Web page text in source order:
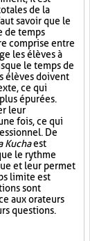
de la
savoir que le
de temps
comprise entre
les élèves à
le temps de
élèves doivent
ce qui
épurées.
leur
fois, ce qui
De
Kuchaest
le rythme
et leur permet
limite est
sont
aux orateurs
questions.